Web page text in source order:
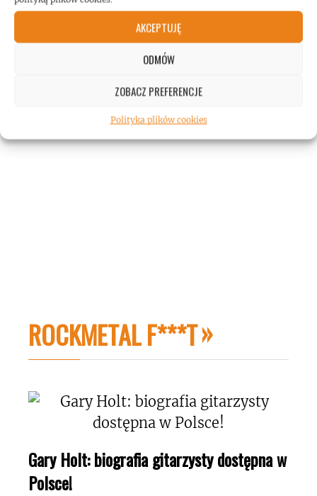
AKCEPTUJĘ
ODMÓW
ZOBACZ PREFERENCJE
Polityka plików cookies
ROCKMETAL F***T
Gary Holt: biografia gitarzysty dostępna w
Polsce!